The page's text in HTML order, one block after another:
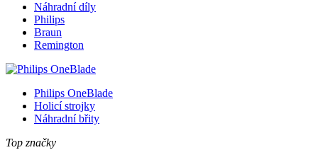
Náhradní díly
Philips
Braun
Remington
Philips OneBlade
Holicí strojky
Náhradní břity
Top značky